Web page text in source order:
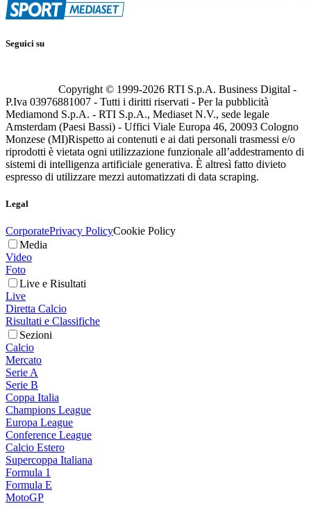
Seguici su
Copyright © 1999-2026 RTI S.p.A. Business Digital -
P.Iva 03976881007 - Tutti i diritti riservati - Per la pubblicità
Mediamond S.p.A. - RTI S.p.A., Mediaset N.V., sede legale
Amsterdam (Paesi Bassi) - Uffici Viale Europa 46, 20093 Cologno
Monzese (MI)Rispetto ai contenuti e ai dati personali trasmessi e/o
riprodotti è vietata ogni utilizzazione funzionale all’addestramento di
sistemi di intelligenza artificiale generativa. È altresì fatto divieto
espresso di utilizzare mezzi automatizzati di data scraping.
Legal
CorporatePrivacy PolicyCookie Policy
Media
Video
Foto
Live e Risultati
Live
Diretta Calcio
Risultati e Classifiche
Sezioni
Calcio
Mercato
Serie A
Serie B
Coppa Italia
Champions League
Europa League
Conference League
Calcio Estero
Supercoppa Italiana
Formula 1
Formula E
MotoGP